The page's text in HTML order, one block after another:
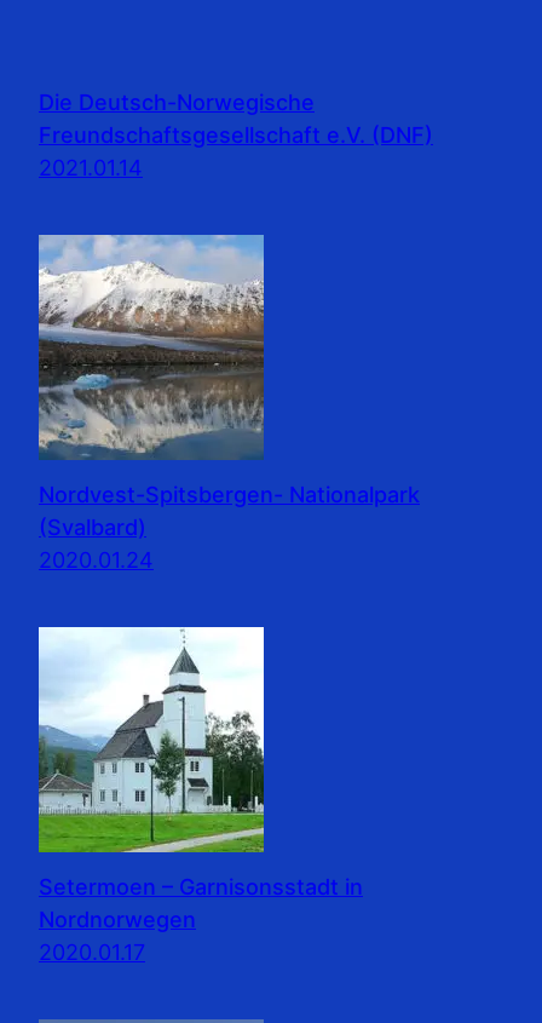
Die Deutsch-Norwegische
Freundschaftsgesellschaft e.V. (DNF)
2021.01.14
Nordvest-Spitsbergen- Nationalpark
(Svalbard)
2020.01.24
Setermoen – Garnisonsstadt in
Nordnorwegen
2020.01.17